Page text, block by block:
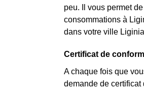
peu. Il vous permet
consommations à
dans votre ville
Certificat de
A chaque fois que
demande de certificat